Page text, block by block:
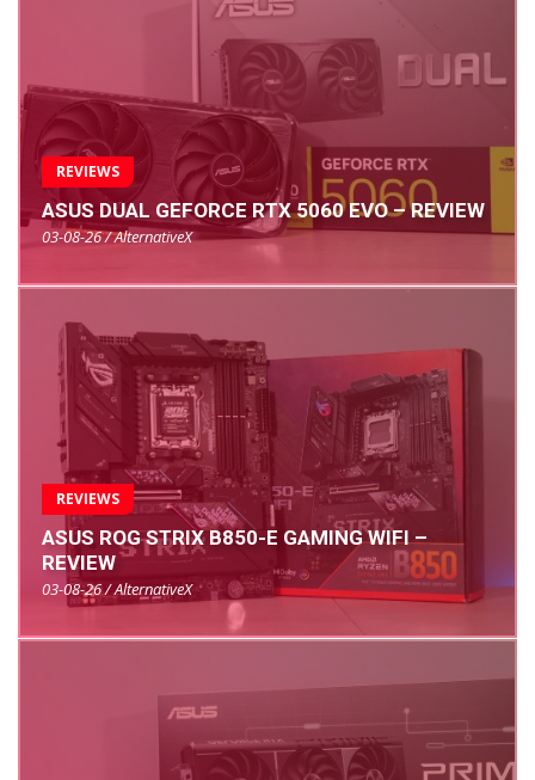
REVIEWS
ASUS DUAL GEFORCE RTX 5060 EVO – REVIEW
03-08-26 / AlternativeX
REVIEWS
ASUS ROG STRIX B850-E GAMING WIFI –
REVIEW
03-08-26 / AlternativeX